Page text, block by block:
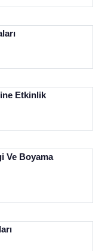
Etkinlik
Ve Boyama